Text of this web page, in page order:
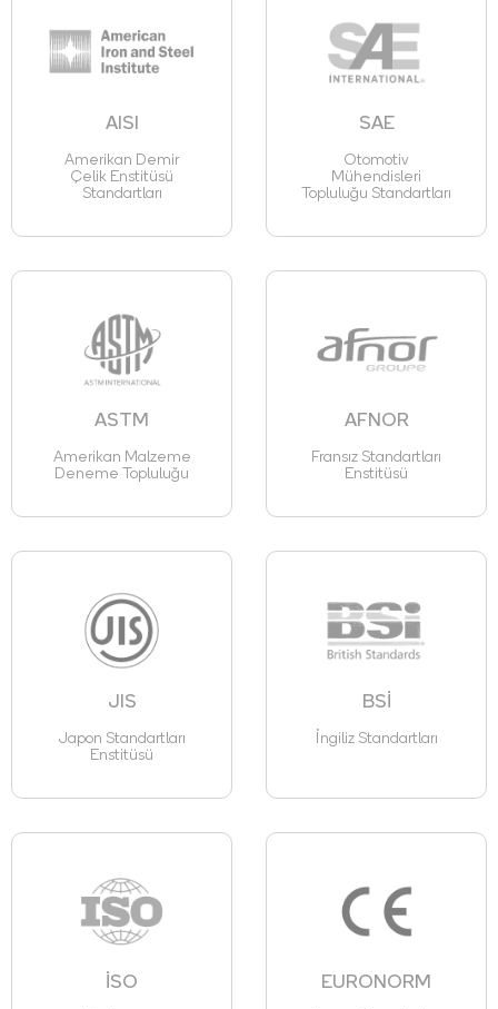
AISI
Amerikan Demir
Çelik Enstitüsü
Standartları
SAE
Otomotiv
Mühendisleri
Topluluğu Standartları
ASTM
Amerikan Malzeme
Deneme Topluluğu
AFNOR
Fransız Standartları
Enstitüsü
JIS
Japon Standartları
Enstitüsü
BSİ
İngiliz Standartları
İSO EURONORM